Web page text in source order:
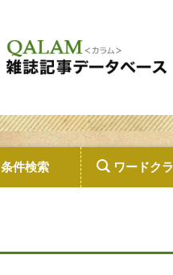
条件検索 ワードク